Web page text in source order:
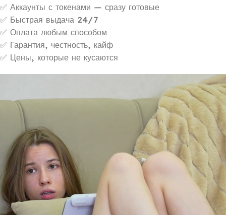
✅ Аккаунты с токенами — сразу готовые
✅ Быстрая выдача 24/7
✅ Оплата любым способом
✅ Гарантия, честность, кайф
✅ Цены, которые не кусаются